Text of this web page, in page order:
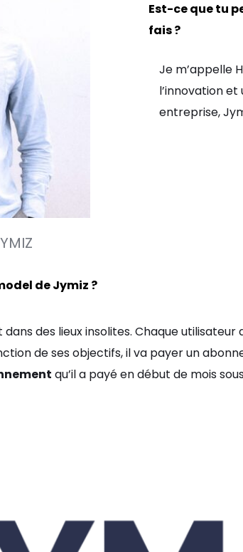
Est-ce que tu
fais ?
Je m’appelle
l’innovation et
entreprise,
de Jymiz ?
des lieux insolites. Chaque
de ses objectifs, il va payer un
qu’il a payé en début de mois